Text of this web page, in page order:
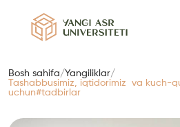
Bosh sahifa/Yangiliklar/
Tashabbusimiz, iqtidorimiz va kuch-
uchun#tadbirlar